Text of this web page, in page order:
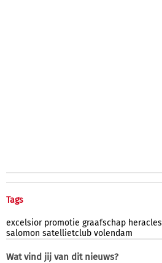
Tags
excelsior promotie graafschap heracles
salomon satellietclub volendam
Wat vind jij van dit nieuws?